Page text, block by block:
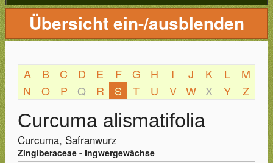
Übersicht ein-/ausblenden
A B C D E F G H I J K L
M
N
O P Q R S T U V W X Y Z
Curcuma alismatifolia
Curcuma, Safranwurz
Zingiberaceae - Ingwergewächse